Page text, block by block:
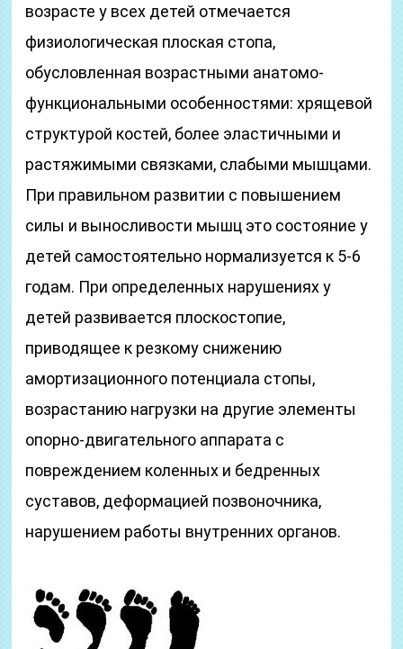
возрасте у всех детей отмечается
физиологическая плоская стопа,
обусловленная возрастными анатомо-
функциональными особенностями: хрящевой
структурой костей, более эластичными и
растяжимыми связками, слабыми мышцами.
При правильном развитии с повышением
силы и выносливости мышц это состояние у
детей самостоятельно нормализуется к 5-6
годам. При определенных нарушениях у
детей развивается плоскостопие,
приводящее к резкому снижению
амортизационного потенциала стопы,
возрастанию нагрузки на другие элементы
опорно-двигательного аппарата с
повреждением коленных и бедренных
суставов, деформацией позвоночника,
нарушением работы внутренних органов.